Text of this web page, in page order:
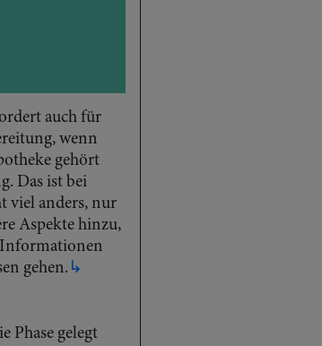
auch für
wenn
gehört
Das ist bei
viel anders, nur
Aspekte hinzu,
Informationen
gehen. ↳
Phase gelegt